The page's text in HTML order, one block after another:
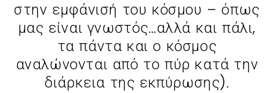
στην εμφάνισή του κόσμου – όπως
μας είναι γνωστός…αλλά και πάλι,
τα πάντα και ο κόσμος
αναλώνονται από το πύρ κατά την
διάρκεια της εκπύρωσης).